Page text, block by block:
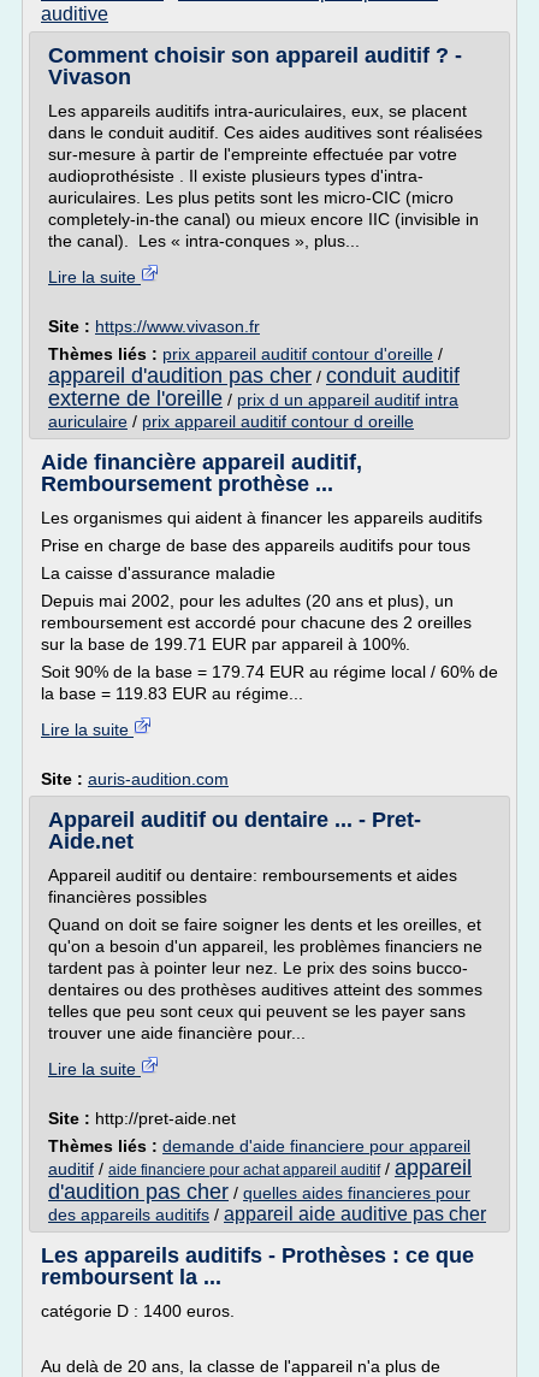
auditive
Comment choisir son appareil auditif ? -
Vivason
Les appareils auditifs intra-auriculaires, eux, se placent
dans le conduit auditif. Ces aides auditives sont réalisées
sur-mesure à partir de l'empreinte effectuée par votre
audioprothésiste . Il existe plusieurs types d'intra-
auriculaires. Les plus petits sont les micro-CIC (micro
completely-in-the canal) ou mieux encore IIC (invisible in
the canal). Les « intra-conques », plus...
Lire la suite
Site : https://www.vivason.fr
Thèmes liés : prix appareil auditif contour d'oreille /
appareil d'audition pas cher / conduit auditif
externe de l'oreille / prix d un appareil auditif intra
auriculaire / prix appareil auditif contour d oreille
Aide financière appareil auditif,
Remboursement prothèse ...
Les organismes qui aident à financer les appareils auditifs
Prise en charge de base des appareils auditifs pour tous
La caisse d'assurance maladie
Depuis mai 2002, pour les adultes (20 ans et plus), un
remboursement est accordé pour chacune des 2 oreilles
sur la base de 199.71 EUR par appareil à 100%.
Soit 90% de la base = 179.74 EUR au régime local / 60% de
la base = 119.83 EUR au régime...
Lire la suite
Site : auris-audition.com
Appareil auditif ou dentaire ... - Pret-
Aide.net
Appareil auditif ou dentaire: remboursements et aides
financières possibles
Quand on doit se faire soigner les dents et les oreilles, et
qu'on a besoin d'un appareil, les problèmes financiers ne
tardent pas à pointer leur nez. Le prix des soins bucco-
dentaires ou des prothèses auditives atteint des sommes
telles que peu sont ceux qui peuvent se les payer sans
trouver une aide financière pour...
Lire la suite
Site : http://pret-aide.net
Thèmes liés : demande d'aide financiere pour appareil
auditif / aide financiere pour achat appareil auditif/ appareil
d'audition pas cher / quelles aides financieres pour
des appareils auditifs / appareil aide auditive pas cher
Les appareils auditifs - Prothèses : ce que
remboursent la ...
catégorie D : 1400 euros.
Au delà de 20 ans, la classe de l'appareil n'a plus de